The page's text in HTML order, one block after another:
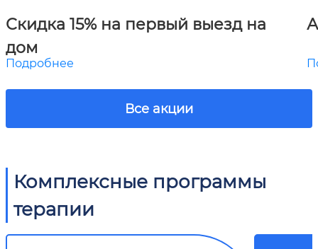
Скидка 15% на первый выезд на
дом
Подробнее
Все акции
Комплексные программы
терапии